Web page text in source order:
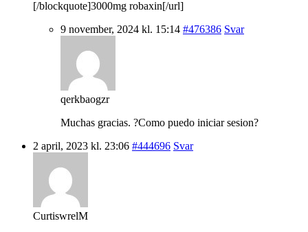
[/blockquote]3000mg robaxin[/url]
9 november, 2024 kl. 15:14 #476386 Svar
qerkbaogzr
Muchas gracias. ?Como puedo iniciar sesion?
2 april, 2023 kl. 23:06 #444696 Svar
CurtiswrelM